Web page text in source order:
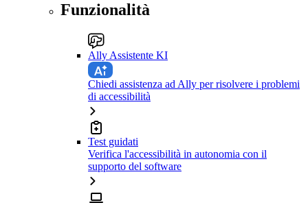
Funzionalità
Ally Assistente KI
Chiedi assistenza ad Ally per risolvere i problemi
di accessibilità
Test guidati
Verifica l'accessibilità in autonomia con il
supporto del software